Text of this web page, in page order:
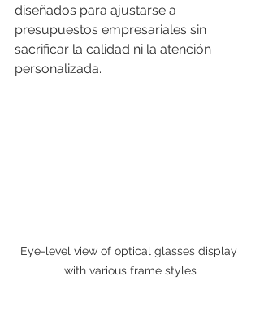
diseñados para ajustarse a
presupuestos empresariales sin
sacrificar la calidad ni la atención
personalizada.
Eye-level view of optical glasses display
with various frame styles